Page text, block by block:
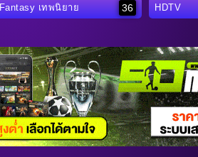
Fantasy เทพนิยาย 36 HDTV